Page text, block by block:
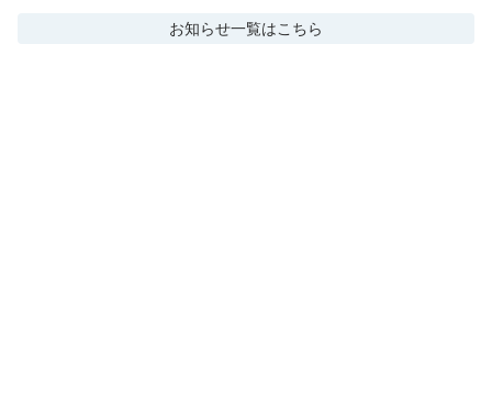
お知らせ一覧はこちら